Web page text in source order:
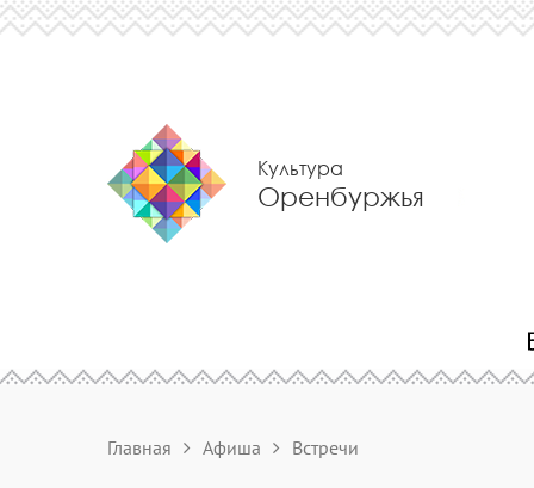
Культура
Оренбуржья
Главная Афиша Встречи